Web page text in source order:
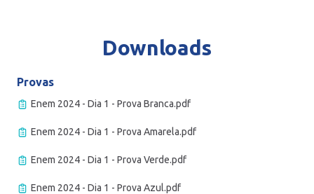
Downloads
Provas
Enem 2024 - Dia 1 - Prova Branca.pdf
Enem 2024 - Dia 1 - Prova Amarela.pdf
Enem 2024 - Dia 1 - Prova Verde.pdf
Enem 2024 - Dia 1 - Prova Azul.pdf